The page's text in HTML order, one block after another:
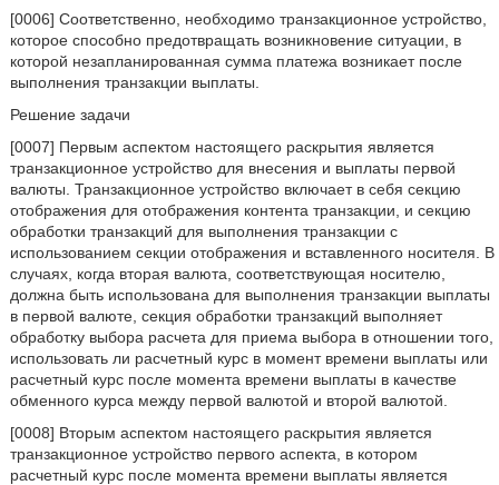
[0006] Соответственно, необходимо транзакционное устройство,
которое способно предотвращать возникновение ситуации, в
которой незапланированная сумма платежа возникает после
выполнения транзакции выплаты.
Решение задачи
[0007] Первым аспектом настоящего раскрытия является
транзакционное устройство для внесения и выплаты первой
валюты. Транзакционное устройство включает в себя секцию
отображения для отображения контента транзакции, и секцию
обработки транзакций для выполнения транзакции с
использованием секции отображения и вставленного носителя. В
случаях, когда вторая валюта, соответствующая носителю,
должна быть использована для выполнения транзакции выплаты
в первой валюте, секция обработки транзакций выполняет
обработку выбора расчета для приема выбора в отношении того,
использовать ли расчетный курс в момент времени выплаты или
расчетный курс после момента времени выплаты в качестве
обменного курса между первой валютой и второй валютой.
[0008] Вторым аспектом настоящего раскрытия является
транзакционное устройство первого аспекта, в котором
расчетный курс после момента времени выплаты является